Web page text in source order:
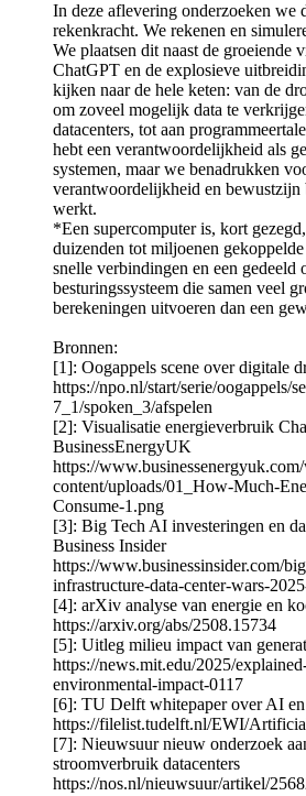
In deze aflevering onderzoeken we
rekenkracht. We rekenen en
We plaatsen dit naast de groeiende
ChatGPT en de explosieve
kijken naar de hele keten: van de
om zoveel mogelijk data te
datacenters, tot aan
hebt een verantwoordelijkheid als
systemen, maar we benadrukken
verantwoordelijkheid en bewustzijn
werkt.
*Een supercomputer is, kort
duizenden tot miljoenen
snelle verbindingen en een gedeeld
besturingssysteem die samen veel
berekeningen uitvoeren dan een
Bronnen:
[1]: Oogappels scene over digitale
https://npo.nl/start/serie/oogappels/
7_1/spoken_3/afspelen
[2]: Visualisatie energieverbruik
BusinessEnergyUK
https://
content/uploads/01_How-Much-
Consume-1.png
[3]: Big Tech AI investeringen en
Business Insider
https://www.businessinsider.com/
infrastructure-data-center-wars-
[4]: arXiv analyse van energie en
https://arxiv.org/abs/2508.15734
[5]: Uitleg milieu impact van
https://news.mit.edu/2025/
environmental-impact-0117
[6]: TU Delft whitepaper over AI en
https://filelist.tudelft.nl/EWI/
[7]: Nieuwsuur nieuw onderzoek
stroomverbruik datacenters
https://nos.nl/nieuwsuur/artikel/